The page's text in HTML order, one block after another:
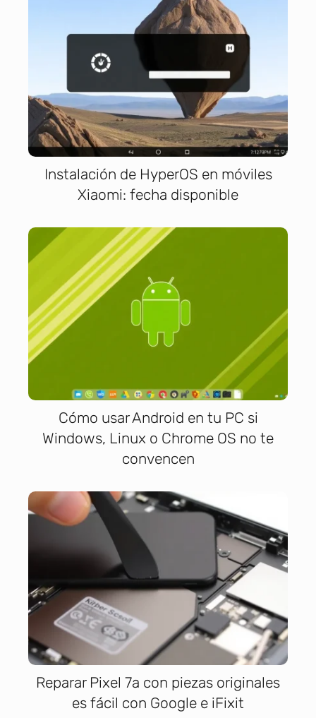
Instalación de HyperOS en móviles
Xiaomi: fecha disponible
Cómo usar Android en tu PC si
Windows, Linux o Chrome OS no te
convencen
Reparar Pixel 7a con piezas originales
es fácil con Google e iFixit